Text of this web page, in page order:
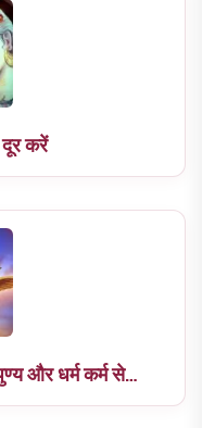
दूर करें
और धर्म कर्म से…